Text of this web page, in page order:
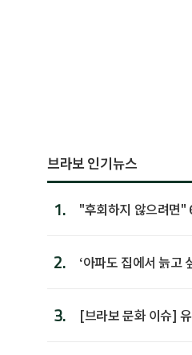
브라보 인기뉴스
1.
"후회하지 않으려면"
2.
‘아파도 집에서 늙고
3.
[브라보 문화 이슈]